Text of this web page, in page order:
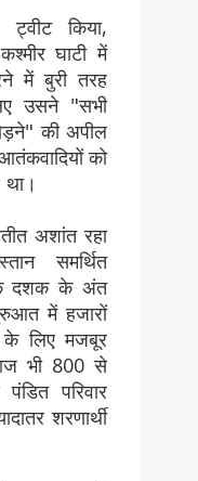
किया,
घाटी में
में बुरी तरह
उसने "सभी
की अपील
को
अशांत रहा
समर्थित
के दशक के अंत
में हजारों
के लिए मजबूर
भी 800 से
परिवार
शरणार्थी